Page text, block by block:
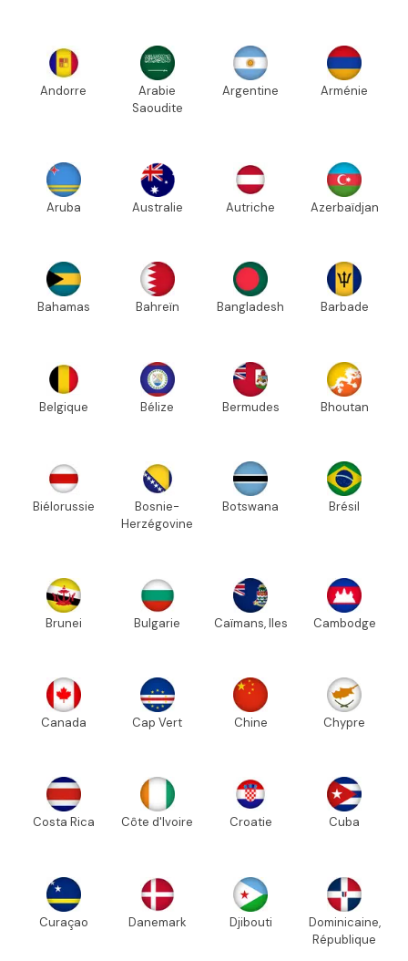
Andorre
Arabie
Saoudite
Argentine Arménie
Aruba Australie Autriche Azerbaïdjan
Bahamas Bahreïn Bangladesh Barbade
Belgique Bélize Bermudes Bhoutan
Biélorussie
Bosnie-
Herzégovine
Botswana Brésil
Brunei Bulgarie Caïmans, Iles Cambodge
Canada Cap Vert Chine Chypre
Costa Rica Côte d'Ivoire Croatie Cuba
Curaçao Danemark Djibouti
Dominicaine,
République